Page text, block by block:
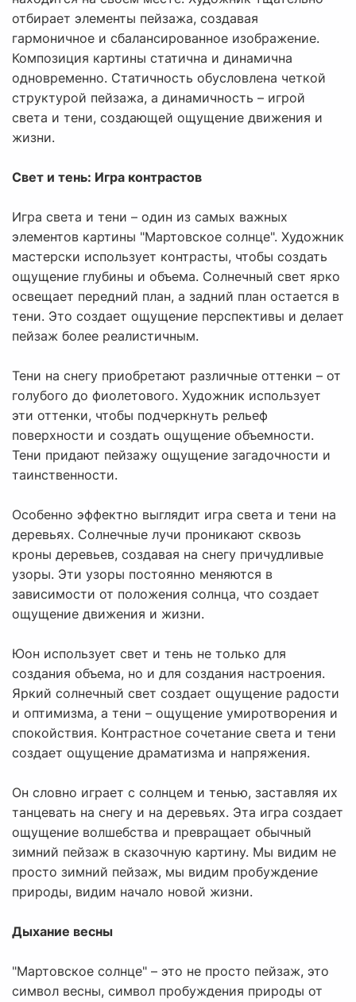
отбирает элементы пейзажа, создавая
гармоничное и сбалансированное изображение.
Композиция картины статична и динамична
одновременно. Статичность обусловлена четкой
структурой пейзажа, а динамичность – игрой
света и тени, создающей ощущение движения и
жизни.
Свет и тень: Игра контрастов
Игра света и тени – один из самых важных
элементов картины "Мартовское солнце". Художник
мастерски использует контрасты, чтобы создать
ощущение глубины и объема. Солнечный свет ярко
освещает передний план, а задний план остается в
тени. Это создает ощущение перспективы и делает
пейзаж более реалистичным.
Тени на снегу приобретают различные оттенки – от
голубого до фиолетового. Художник использует
эти оттенки, чтобы подчеркнуть рельеф
поверхности и создать ощущение объемности.
Тени придают пейзажу ощущение загадочности и
таинственности.
Особенно эффектно выглядит игра света и тени на
деревьях. Солнечные лучи проникают сквозь
кроны деревьев, создавая на снегу причудливые
узоры. Эти узоры постоянно меняются в
зависимости от положения солнца, что создает
ощущение движения и жизни.
Юон использует свет и тень не только для
создания объема, но и для создания настроения.
Яркий солнечный свет создает ощущение радости
и оптимизма, а тени – ощущение умиротворения и
спокойствия. Контрастное сочетание света и тени
создает ощущение драматизма и напряжения.
Он словно играет с солнцем и тенью, заставляя их
танцевать на снегу и на деревьях. Эта игра создает
ощущение волшебства и превращает обычный
зимний пейзаж в сказочную картину. Мы видим не
просто зимний пейзаж, мы видим пробуждение
природы, видим начало новой жизни.
Дыхание весны
"Мартовское солнце" – это не просто пейзаж, это
символ весны, символ пробуждения природы от